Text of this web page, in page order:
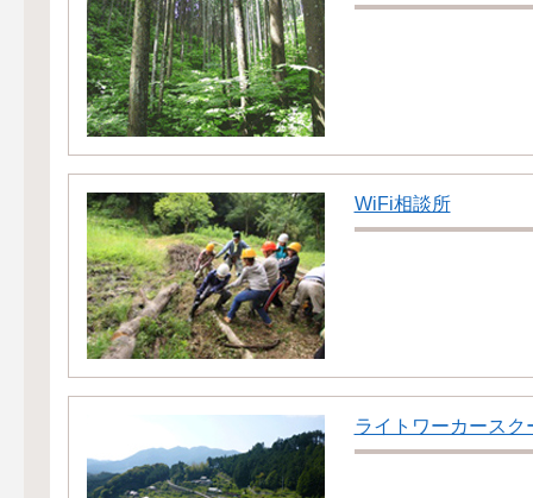
WiFi相談所
ライトワーカースク